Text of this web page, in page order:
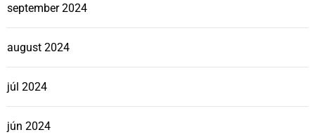
september 2024
august 2024
júl 2024
jún 2024